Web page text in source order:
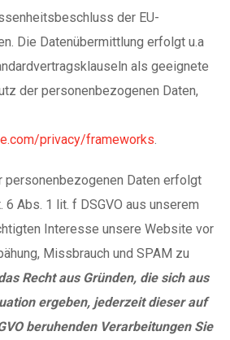
der EU-
Die Datenübermittlung erfolgt u.a
als geeignete
der personenbezogenen Daten,
privacy/frameworks.
personenbezogenen Daten erfolgt
6 Abs. 1 lit. f DSGVO aus unserem
Interesse unsere Website vor
Missbrauch und SPAM zu
Recht aus Gründen, die sich aus
ergeben, jederzeit dieser auf
beruhenden Verarbeitungen Sie